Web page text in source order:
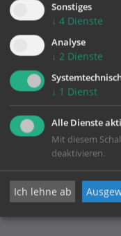
Bitte akzeptieren Sie
die Seite neu
Sonstiges
↓ 4 Dienste
Analyse
↓ 2 Dienste
↓ 1 Dienst
Alle Dienste
Mit diesem
deaktivieren.
Ich lehne ab